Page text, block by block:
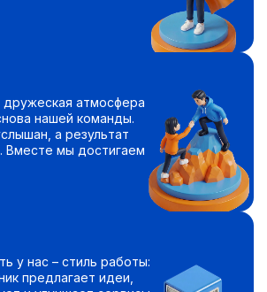
атмосфера
нашей команды.
а результат
Вместе мы достигаем
у нас – стиль работы:
предлагает идеи,